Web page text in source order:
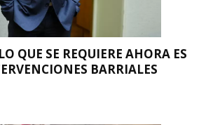
QUE SE REQUIERE AHORA ES
BARRIALES